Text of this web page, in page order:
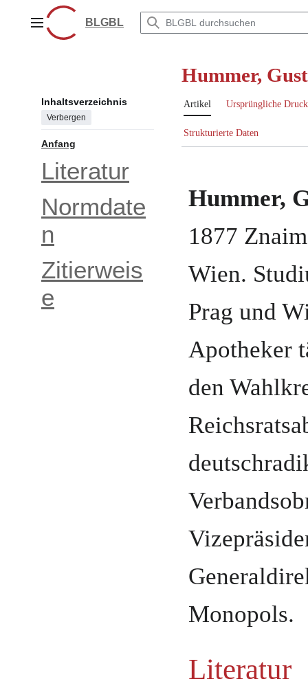
springenHauptmenüBLGBL
Inhaltsverzeichnis
Verbergen
Anfang
Literatur
Normdate
n
Zitierweis
e
Hummer,
Artikel Ursprüngliche
Strukturierte Daten
Hummer,
1877
Wien.
Prag und
Apotheker
den
Monopols.
Literatur